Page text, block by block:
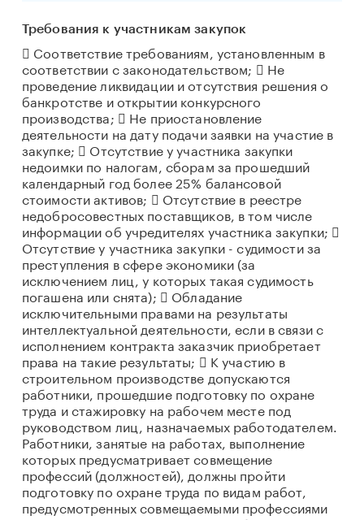
Требования к участникам закупок
 Соответствие требованиям, установленным в
соответствии с законодательством;  Не
проведение ликвидации и отсутствия решения о
банкротстве и открытии конкурсного
производства;  Не приостановление
деятельности на дату подачи заявки на участие в
закупке;  Отсутствие у участника закупки
недоимки по налогам, сборам за прошедший
календарный год более 25% балансовой
стоимости активов;  Отсутствие в реестре
недобросовестных поставщиков, в том числе
информации об учредителях участника закупки; 
Отсутствие у участника закупки - судимости за
преступления в сфере экономики (за
исключением лиц, у которых такая судимость
погашена или снята);  Обладание
исключительными правами на результаты
интеллектуальной деятельности, если в связи с
исполнением контракта заказчик приобретает
права на такие результаты;  К участию в
строительном производстве допускаются
работники, прошедшие подготовку по охране
труда и стажировку на рабочем месте под
руководством лиц, назначаемых работодателем.
Работники, занятые на работах, выполнение
которых предусматривает совмещение
профессий (должностей), должны пройти
подготовку по охране труда по видам работ,
предусмотренных совмещаемыми профессиями